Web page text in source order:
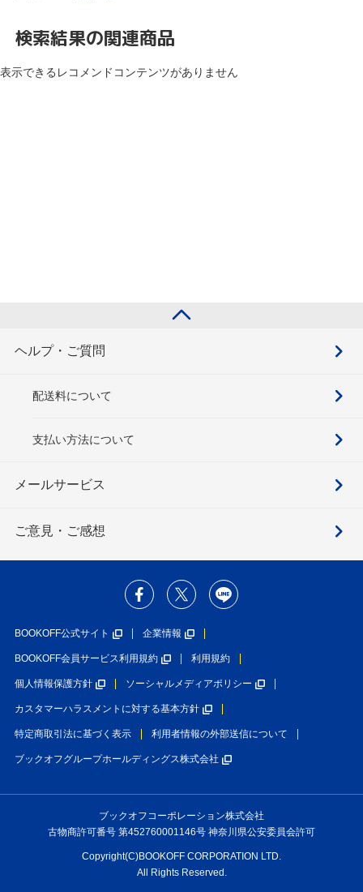
検索結果の関連商品
表示できるレコメンドコンテンツがありません
ヘルプ・ご質問
配送料について
支払い方法について
メールサービス
ご意見・ご感想
BOOKOFF公式サイト 企業情報
BOOKOFF会員サービス利用規約 利用規約
個人情報保護方針 ソーシャルメディアポリシー
カスタマーハラスメントに対する基本方針
特定商取引法に基づく表示 利用者情報の外部送信について
ブックオフグループホールディングス株式会社
ブックオフコーポレーション株式会社
古物商許可番号 第452760001146号 神奈川県公安委員会許可
Copyright(C)BOOKOFF CORPORATION LTD.
All Rights Reserved.